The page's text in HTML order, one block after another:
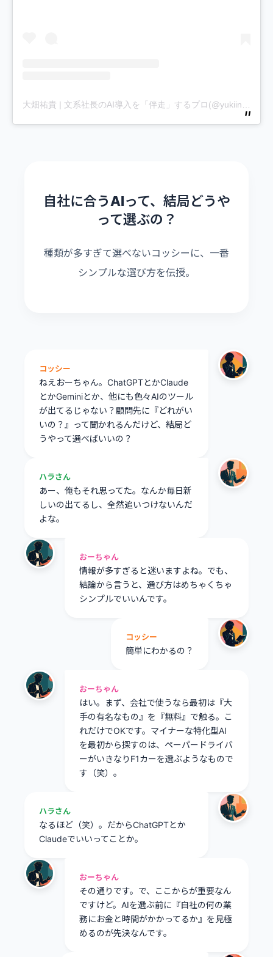
大畑祐貴 | 文系社長のAI導入を「伴走」するプロ(@yukiinfinity1)がシェアした投稿
自社に合うAIって、結局どうや
って選ぶの？
種類が多すぎて選べないコッシーに、一番
シンプルな選び方を伝授。
コッシー
ねえおーちゃん。ChatGPTとかClaude
とかGeminiとか、他にも色々AIのツール
が出てるじゃない？顧問先に『どれがい
いの？』って聞かれるんだけど、結局ど
うやって選べばいいの？
ハラさん
あー、俺もそれ思ってた。なんか毎日新
しいの出てるし、全然追いつけないんだ
よな。
おーちゃん
情報が多すぎると迷いますよね。でも、
結論から言うと、選び方はめちゃくちゃ
シンプルでいいんです。
コッシー
簡単にわかるの？
おーちゃん
はい。まず、会社で使うなら最初は『大
手の有名なもの』を『無料』で触る。こ
れだけでOKです。マイナーな特化型AI
を最初から探すのは、ペーパードライバ
ーがいきなりF1カーを選ぶようなもので
す（笑）。
ハラさん
なるほど（笑）。だからChatGPTとか
Claudeでいいってことか。
おーちゃん
その通りです。で、ここからが重要なん
ですけど。AIを選ぶ前に『自社の何の業
務にお金と時間がかかってるか』を見極
めるのが先決なんです。